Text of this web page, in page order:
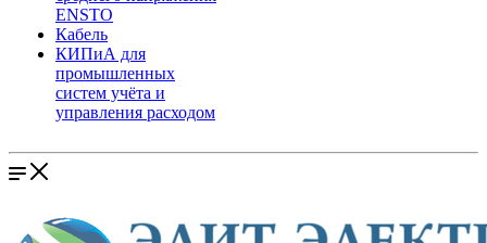
ENSTO
Кабель
КИПиА для
промышленных
систем учёта и
управления расходом